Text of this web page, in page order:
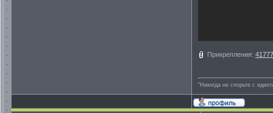
Прикрепления:
"Никогда не спорьте с